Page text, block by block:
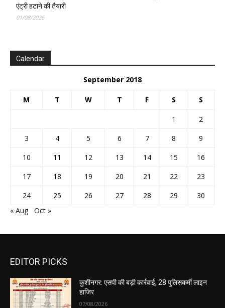
एंट्री हटाने की तैयारी
01/08/2026
Calendar
September 2018
M T W T F S S
1
2
3
4 5 6 7 8
9
10
11 12 13 14 15
16
17
18 19 20 21 22
23
24
25 26 27 28 29
30
« Aug
Oct »
EDITOR PICKS
कुशीनगर: एसपी की बड़ी कार्रवाई, 28 पुलिसकर्मी लाइन
हाजिर
07/08/2026